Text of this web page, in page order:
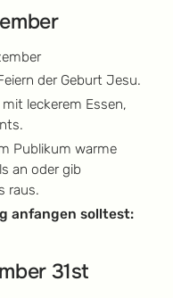
der Geburt Jesu.
leckerem Essen,
Publikum warme
an oder gib
raus.
anfangen solltest:
31st